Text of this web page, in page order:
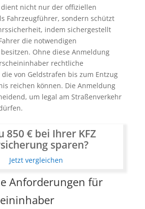
dient nicht nur der offiziellen
Fahrzeugführer, sondern schützt
indem sichergestellt
die notwendigen
Ohne diese Anmeldung
rechtliche
die von Geldstrafen bis zum Entzug
reichen können. Die Anmeldung
um legal am Straßenverkehr
850 € bei Ihrer KFZ
sparen?
Jetzt vergleichen
Anforderungen für